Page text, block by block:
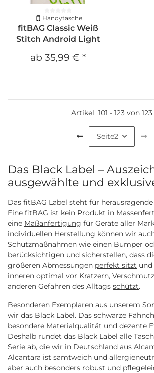
Handytasche
fitBAG Classic Weiß
Stitch Android Light
ab35,99 €*
Artikel 101 - 123 von 123
Seite2
Das Black Label –
ausgewählte und
Das fitBAG Label steht für
Eine fitBAG ist kein Produkt in
eine Maßanfertigung für Geräte aller
individuellen Herstellung können wir
Schutzmaßnahmen wie einen Bumper
berücksichtigen und sicherstellen, dass
größeren Abmessungen perfekt sitzt und
inneren optimal vor Kratzern,
anderen Gefahren des Alltags schützt.
Besonderen Exemplaren aus unserem
wir das Black Label. Das schwarze
besondere Materialqualität und dezente
Deshalb rundet das Black Label alle
Serie ab, die wir in Deutschland aus
Alcantara ist samtweich und
aber auch besonders robust und